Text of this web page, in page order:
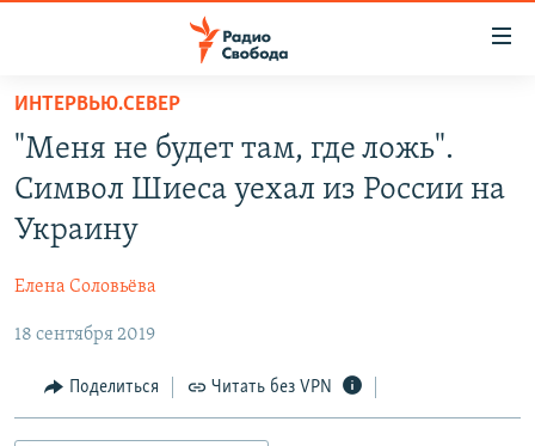
упрощенного
доступа
Вернуться
основному
Вернутся
навигации
Вернутся
ПРОГРАММЫ
АВТОРСКИЕ ПРОЕКТЫ
МНЕНИЯ
КУЛЬТУРА
IDEL.РЕАЛИИ
ИНТЕРВЬЮ.СЕВЕР
"Меня не будет там, где ложь".
Символ Шиеса уехал из России на
Украину
Елена Соловьёва
18 сентября 2019
Поделиться Читать без VPN